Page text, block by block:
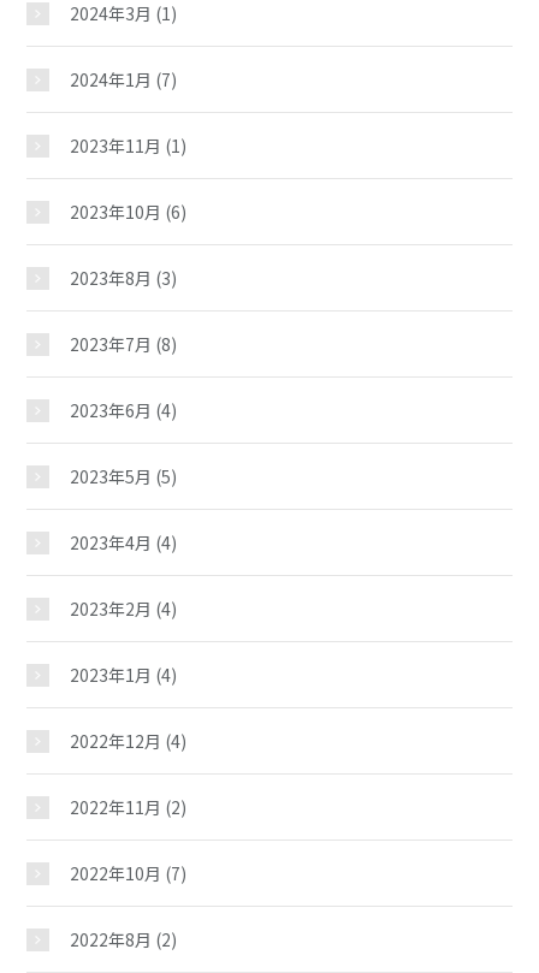
弥生児童館
じどうかんだより
イベント
スケジュール
施設紹介
ギャラリー
教室紹介
夢ステーション
2024年3月 (1)
2024年1月 (7)
2023年11月 (1)
2023年10月 (6)
2023年8月 (3)
2023年7月 (8)
2023年6月 (4)
2023年5月 (5)
2023年4月 (4)
2023年2月 (4)
2023年1月 (4)
2022年12月 (4)
2022年11月 (2)
2022年10月 (7)
2022年8月 (2)